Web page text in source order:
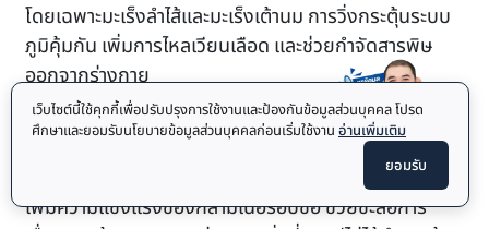
โดยเฉพาะมะเร็งลำไส้และมะเร็งเต้านม การวิ่งกระตุ้นระบบ
ภูมิคุ้มกัน เพิ่มการไหลเวียนเลือด และช่วยกำจัดสารพิษ
ออกจากร่างกาย
การวิ่งช่วยป้องกันโรคข้อเสื่อม
ด้วยการกระตุ้นการหล่อลื่นข้อต่อและ
เพิ่มความแข็งแรงของกล้ามเนื้อรอบข้อ ช่วยชะลอการ
เว็บไซต์นี้ใช้คุกกี้เพื่อปรับปรุงการใช้งานและป้องกันข้อมูลส่วนบุคคล โปรด
ศึกษาและยอมรับนโยบายข้อมูลส่วนบุคคลก่อนเริ่มใช้งาน อ่านเพิ่มเติม
ยอมรับ